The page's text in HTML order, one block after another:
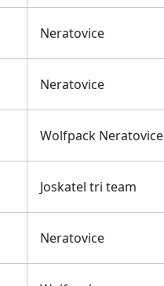
Neratovice
Neratovice
Wolfpack Neratovice
Joskatel tri team
Neratovice